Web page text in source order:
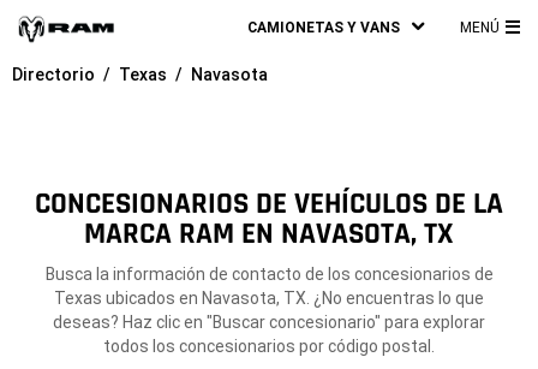
CAMIONETAS Y VANS MENÚ
Directorio Texas Navasota
CONCESIONARIOS DE VEHÍCULOS DE LA
MARCA RAM EN NAVASOTA, TX
Busca la información de contacto de los concesionarios de
Texas ubicados en Navasota, TX. ¿No encuentras lo que
deseas? Haz clic en "Buscar concesionario" para explorar
todos los concesionarios por código postal.